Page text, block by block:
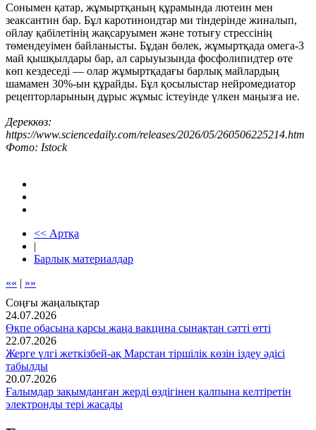
Сонымен қатар, жұмыртқаның құрамында лютеин мен
зеаксантин бар. Бұл каротиноидтар ми тіндерінде жиналып,
ойлау қабілетінің жақсаруымен және тотығу стрессінің
төмендеуімен байланысты. Бұдан бөлек, жұмыртқада омега-3
май қышқылдары бар, ал сарыуызында фосфолипидтер өте
көп кездеседі — олар жұмыртқадағы барлық майлардың
шамамен 30%-ын құрайды. Бұл қосылыстар нейромедиатор
рецепторларының дұрыс жұмыс істеуінде үлкен маңызға ие.
Дереккөз:
https://www.sciencedaily.com/releases/2026/05/260506225214.htm
Фото: Istock
<< Артқа
|
Барлық материалдар
«« | »»
Соңғы жаңалықтар
24.07.2026
Өкпе обасына қарсы жаңа вакцина сынақтан сәтті өтті
22.07.2026
Жерге үлгі жеткізбей-ақ Марстан тіршілік көзін іздеу әдісі
табылды
20.07.2026
Ғалымдар зақымданған жерді өздігінен қалпына келтіретін
электронды тері жасады